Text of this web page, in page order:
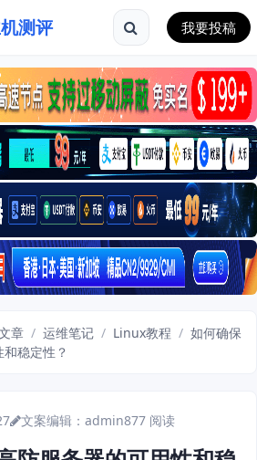
测评 我要投稿
章 / 运维笔记 / Linux教程 / 如何确保
稳定性？
文案编辑：admin877 阅读